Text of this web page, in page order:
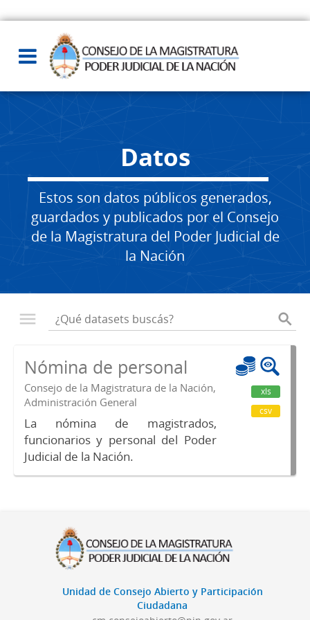
Datos
Estos son datos públicos generados,
guardados y publicados por el Consejo
de la Magistratura del Poder Judicial de
la Nación
Nómina de personal
Consejo de la Magistratura de la Nación,
Administración General
La nómina de magistrados,
funcionarios y personal del Poder
Judicial de la Nación.
xls
csv
Unidad de Consejo Abierto y Participación
Ciudadana